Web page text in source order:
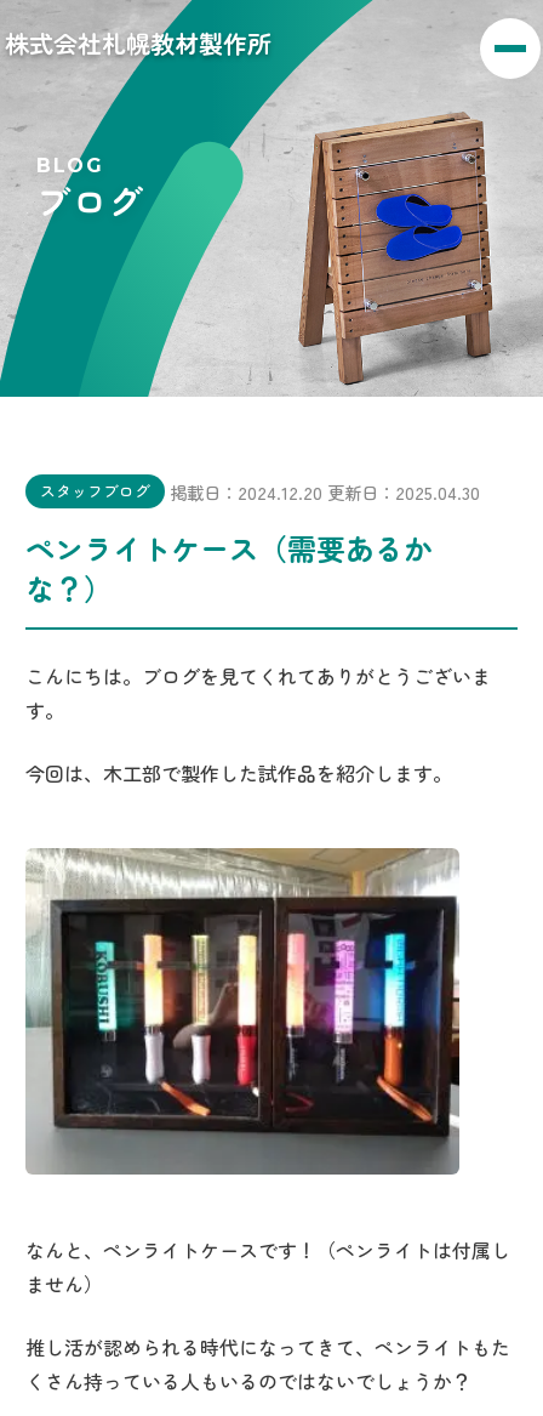
株式会社札幌教材製作所
BLOG
ブログ
スタッフブログ 掲載日：2024.12.20 更新日：2025.04.30
ペンライトケース（需要あるか
な？）
こんにちは。ブログを見てくれてありがとうございま
す。
今回は、木工部で製作した試作品を紹介します。
なんと、ペンライトケースです！（ペンライトは付属し
ません）
推し活が認められる時代になってきて、ペンライトもた
くさん持っている人もいるのではないでしょうか？